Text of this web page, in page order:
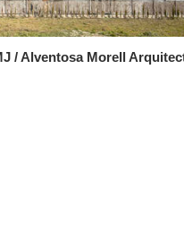
/ Alventosa Morell